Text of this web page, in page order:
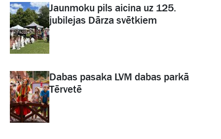
Jaunmoku pils aicina uz 125.
jubilejas Dārza svētkiem
Dabas pasaka LVM dabas parkā
Tērvetē